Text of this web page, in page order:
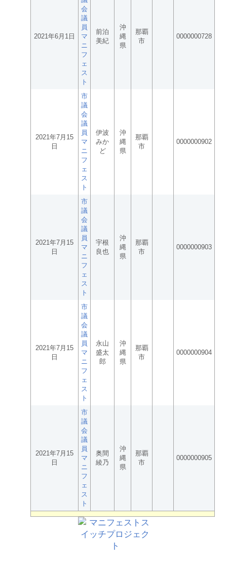
2021年6月1日
会
議
員
マ
ニ
フ
ェ
ス
ト
前泊
美紀
沖
縄
県
那覇
市
0000000728
2021年7月15
日
市
議
会
議
員
マ
ニ
フ
ェ
ス
ト
伊波
みか
ど
沖
縄
県
那覇
市
0000000902
2021年7月15
日
市
議
会
議
員
マ
ニ
フ
ェ
ス
ト
宇根
良也
沖
縄
県
那覇
市
0000000903
2021年7月15
日
市
議
会
議
員
マ
ニ
フ
ェ
ス
ト
永山
盛太
郎
沖
縄
県
那覇
市
0000000904
2021年7月15
日
市
議
会
議
員
マ
ニ
フ
ェ
ス
ト
奥間
綾乃
沖
縄
県
那覇
市
0000000905